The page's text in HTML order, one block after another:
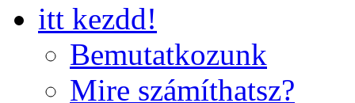
itt kezdd!
Bemutatkozunk
Mire számíthatsz?